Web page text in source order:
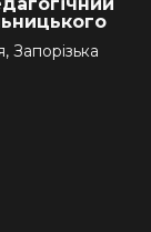
Запорізька